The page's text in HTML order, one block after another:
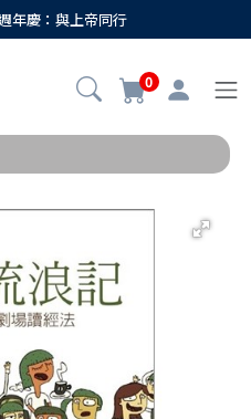
年慶：與上帝同行
0